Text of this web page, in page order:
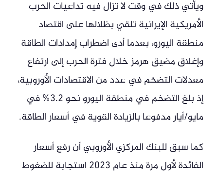
ويأتي ذلك في وقت لا تزال فيه تداعيات الحرب
الأمريكية الإيرانية تلقي بظلالها على اقتصاد
منطقة اليورو، بعدما أدى اضطراب إمدادات الطاقة
وإغلاق مضيق هرمز خلال فترة الحرب إلى ارتفاع
معدلات التضخم في عدد من الاقتصادات الأوروبية،
إذ بلغ التضخم في منطقة اليورو نحو 3.2% في
مايو/أيار مدفوعا بالزيادة القوية في أسعار الطاقة.
كما سبق للبنك المركزي الأوروبي أن رفع أسعار
الفائدة لأول مرة منذ عام 2023 استجابة للضغوط